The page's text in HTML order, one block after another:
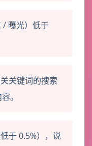
/ 曝光）低于
关键词的搜索
。
于 0.5%），说